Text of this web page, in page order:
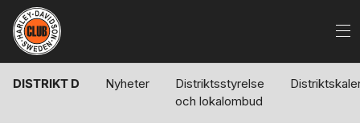
DISTRIKT D Nyheter
Distriktsstyrelse
och lokalombud